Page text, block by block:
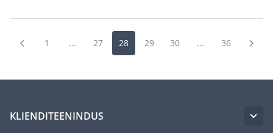
1 ... 27 28 29 30 ... 36
KLIENDITEENINDUS